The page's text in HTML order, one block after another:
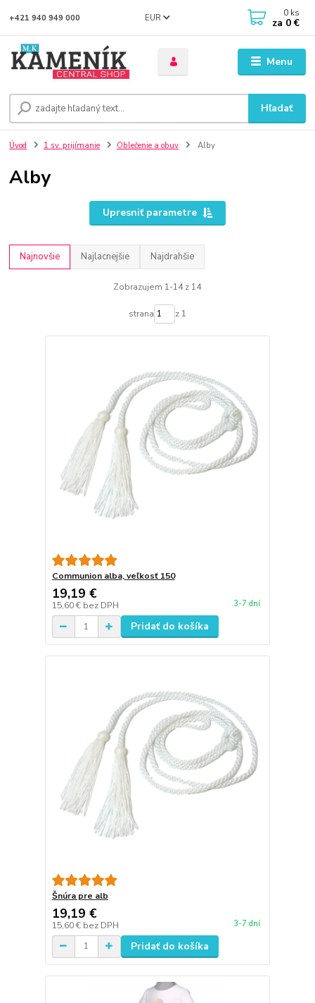
Menu
EUR
Hľadať
+421 940 949 000 0 ks
za 0 €
Úvod 1 sv. prijímanie Oblečenie a obuv Alby
Alby
Upresniť parametre
Najnovšie Najlacnejšie Najdrahšie
Zobrazujem 1-14 z 14
strana z 1
Communion alba, veľkosť 150
19,19 €
15,60 € bez DPH 3-7 dní
Pridať do košíka
Šnúra pre alb
19,19 €
15,60 € bez DPH 3-7 dní
Pridať do košíka